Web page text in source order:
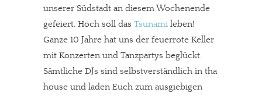
unserer Südstadt an diesem Wochenende
gefeiert. Hoch soll das Tsunami leben!
Ganze 10 Jahre hat uns der feuerrote Keller
mit Konzerten und Tanzpartys beglückt.
Sämtliche DJs sind selbstverständlich in tha
house und laden Euch zum ausgiebigen